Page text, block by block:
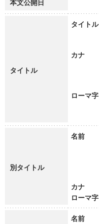
本文公開日
タイトル
タイトル
カナ
ローマ字
別タイトル
名前
カナ
ローマ字
名前